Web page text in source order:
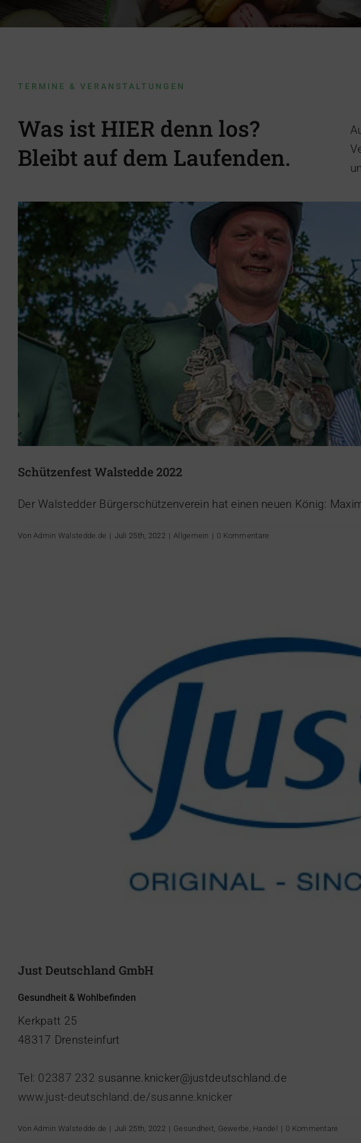
TERMINE & VERANSTALTUNGEN
Was ist HIER denn los?
Bleibt auf dem Laufenden.
Schützenfest Walstedde 2022
Der Walstedder Bürgerschützenverein hat einen neuen König:
VonAdmin Walstedde.de | Juli 25th, 2022 | Allgemein | 0 Kommentare
Just Deutschland GmbH
Gesundheit Gewerbe Handel
Just Deutschland GmbH
Gesundheit & Wohlbefinden
Kerkpatt 25
48317 Drensteinfurt
Tel: 02387 232 susanne.knicker@justdeutschland.de
www.just-deutschland.de/susanne.knicker
Von Admin Walstedde.de | Juli 25th, 2022 | Gesundheit Gewerbe Handel | 0 Kommentare